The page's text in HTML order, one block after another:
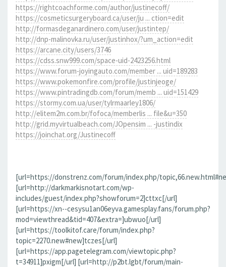
https://rightcoachforme.com/author/justinecoff/
https://cosmeticsurgeryboard.ca/user/ju ... ction=edit
http://formasdeganardinero.com/user/justintep/
http://dnp-malinovka.ru/user/justinhox/?um_action=edit
https://arcane.city/users/3746
https://cdss.snw999.com/space-uid-2423256.html
https://www.forum-joyingauto.com/member ... uid=189283
https://www.pokemonfire.com/profile/justinjeoge/
https://www.pintradingdb.com/forum/memb ... uid=151429
https://stormy.com.ua/user/tylrmaarley1806/
http://elitem2m.com.br/fofoca/memberlis ... file&u=350
http://grid.myvirtualbeach.com/JOpensim ... -justindix
https://joinchat.org/Justinecoff
[url=https://donstrenz.com/forum/index.php/
[url=http://darkmarkisnotart.com/wp-
includes/guest/index.php?showforum=2]cttxc[/url]
[url=https://xn--cesysu1an06eyva.gamesplay.fans/forum.php?
mod=viewthread&tid=407&extra=]ubwuo[/url]
[url=https://toolkitof.care/forum/index.php?
topic=2270.new#new]tczes[/url]
[url=https://app.pagetelegram.com/viewtopic.php?
t=34911]pxigm[/url] [url=http://p2bt.lgbt/forum/main-